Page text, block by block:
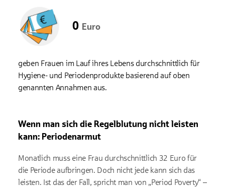
Länder ohne der EU gleichwertiges Datenschutzniveau (z. B.
USA). Informationen finden Sie
Datenschutzerklärung.
0 Euro
geben Frauen im Lauf ihres Lebens durchschnittlich für
Hygiene- und Periodenprodukte basierend auf oben
genannten Annahmen aus.
Wenn man sich die Regelblutung nicht leisten
kann: Periodenarmut
Monatlich muss eine Frau durchschnittlich 32 Euro für
die Periode aufbringen. Doch nicht jede kann sich das
leisten. Ist das der Fall, spricht man von „Period Poverty“ –